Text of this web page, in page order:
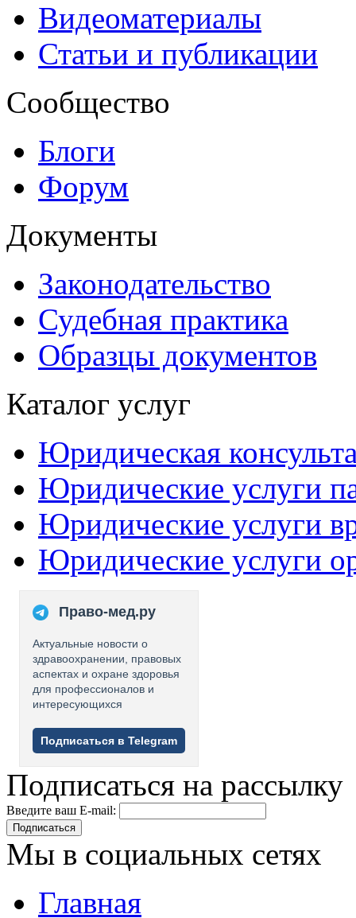
Видеоматериалы
Статьи и публикации
Сообщество
Блоги
Форум
Документы
Законодательство
Судебная практика
Образцы документов
Каталог услуг
Юридическая
Юридические услуги
Юридические услуги
Юридические услуги
Право-мед.ру
Актуальные новости о
здравоохранении, правовых
аспектах и охране здоровья
для профессионалов и
интересующихся
Подписаться в Telegram
Подписаться на рассылку
Введите ваш E-mail:
Подписаться
Мы в социальных сетях
Главная